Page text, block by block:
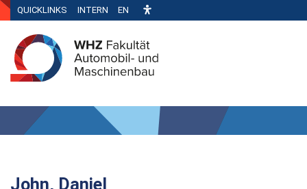
QUICKLINKS INTERN EN
John, Daniel